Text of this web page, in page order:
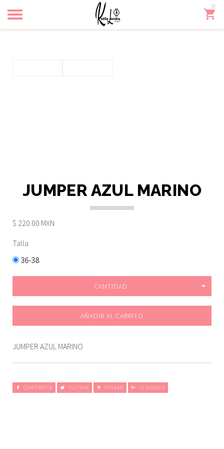
Toggle
navigation
0
JUMPER AZUL MARINO
$ 220.00 MXN
Talla
36-38
CANTIDAD
AÑADIR AL CARRITO
JUMPER AZUL MARINO
COMPARTIR TUITEAR PINEAR +1 GOOGLE